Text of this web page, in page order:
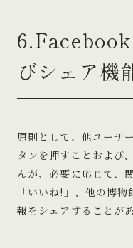
びシェア機
原則として、他ユーザ
タンを押すことおよび
んが、必要に応じて、
「いいね!」、他の博
報をシェアすることがあ